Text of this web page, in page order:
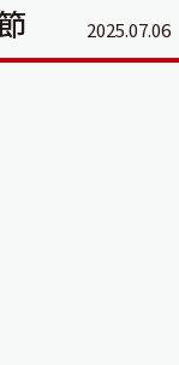
2025.07.06